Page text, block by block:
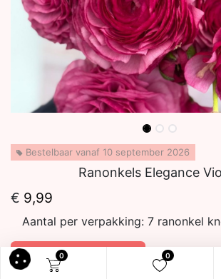
0 0
Bestelbaar vanaf 10 september 2026
Ranonkels Elegance
€ 9,99
Aantal per verpakking: 7 ranonkel
In winkelmandje